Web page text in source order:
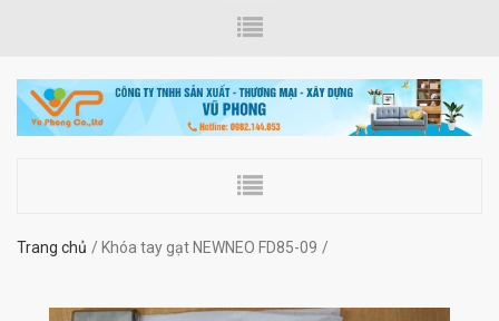
Trang chủ Khóa tay gạt NEWNEO FD85-09